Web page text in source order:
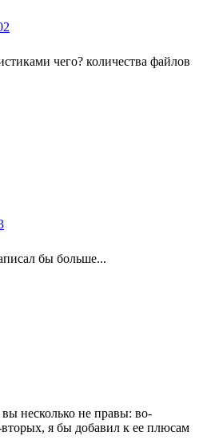
чего? количества файлов
бы больше...
несколько не правы: во-
я бы добавил к ее плюсам